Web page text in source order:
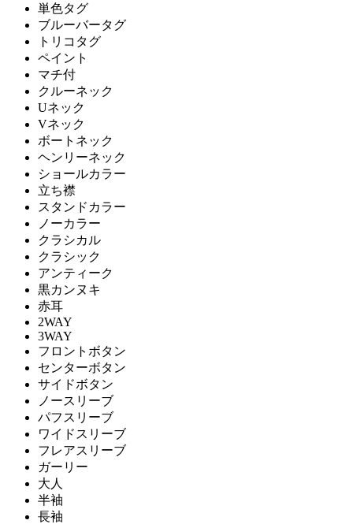
単色タグ
ブルーバータグ
トリコタグ
ペイント
マチ付
クルーネック
Uネック
Vネック
ボートネック
ヘンリーネック
ショールカラー
立ち襟
スタンドカラー
ノーカラー
クラシカル
クラシック
アンティーク
黒カンヌキ
赤耳
2WAY
3WAY
フロントボタン
センターボタン
サイドボタン
ノースリーブ
パフスリーブ
ワイドスリーブ
フレアスリーブ
ガーリー
大人
半袖
長袖